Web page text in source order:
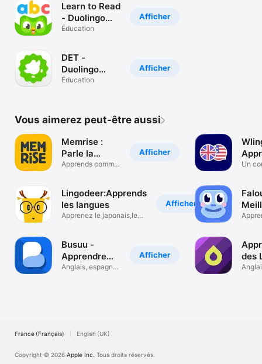
Afficher
Learn to Read
- Duolingo
ABC
Éducation
Afficher
DET -
Duolingo
English Test
Éducation
Vous aimerez peut-être aussi
Afficher
Memrise :
Parle la
langue
Apprends comme
Afficher
Lingodeer:Apprends
les langues
Apprenez le japonais,le
Afficher
Busuu -
Apprendre
une langue
Anglais, espagnol
Un
des
-
France (Français) English (UK)
Copyright © 2026 Apple Inc. Tous droits réservés.